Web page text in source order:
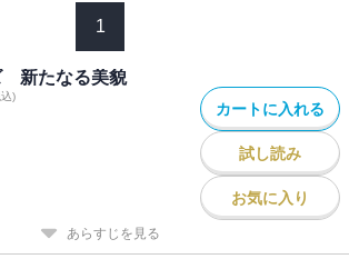
1
新たなる美貌
)
カートに入れる
試し読み
お気に入り
あらすじを見る